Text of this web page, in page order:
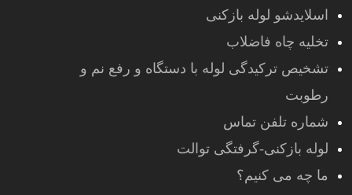
اسلایدشو لوله بازکنی
تخلیه چاه فاضلاب
تشخیص ترکیدگی لوله با دستگاه و رفع نم و
رطوبت
شماره تلفن تماس
لوله بازکنی-گرفتگی توالت
ما چه می کنیم؟